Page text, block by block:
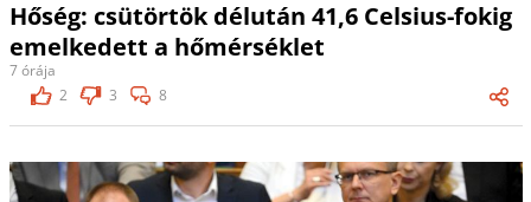
Hőség: csütörtök délután 41,6 Celsius-fokig
emelkedett a hőmérséklet
7 órája
2
3 8